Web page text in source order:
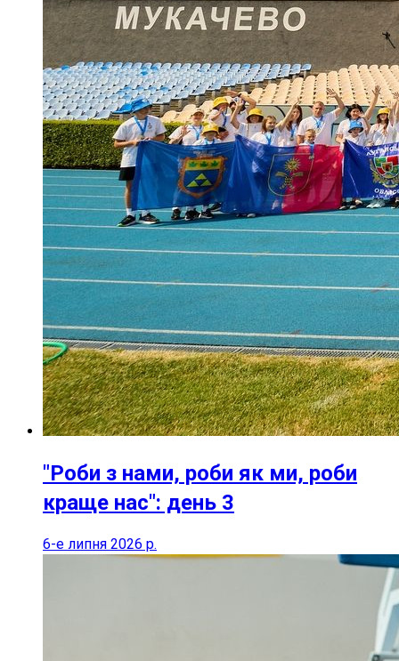
"Роби з нами, роби як ми, роби
краще нас": день 3
6-е липня 2026 р.